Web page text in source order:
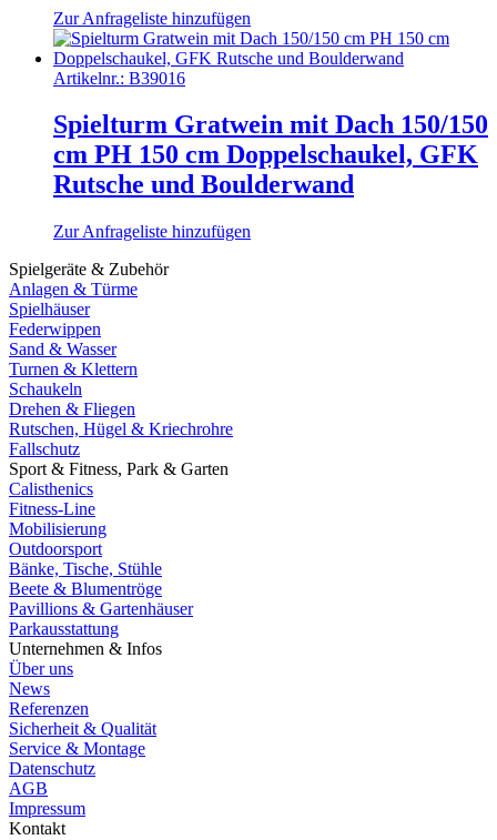
Zur Anfrageliste hinzufügen
Artikelnr.: B39016
Spielturm Gratwein mit Dach 150/150
cm PH 150 cm Doppelschaukel, GFK
Rutsche und Boulderwand
Zur Anfrageliste hinzufügen
Spielgeräte & Zubehör
Anlagen & Türme
Spielhäuser
Federwippen
Sand & Wasser
Turnen & Klettern
Schaukeln
Drehen & Fliegen
Rutschen, Hügel & Kriechrohre
Fallschutz
Sport & Fitness, Park & Garten
Calisthenics
Fitness-Line
Mobilisierung
Outdoorsport
Bänke, Tische, Stühle
Beete & Blumentröge
Pavillions & Gartenhäuser
Parkausstattung
Unternehmen & Infos
Über uns
News
Referenzen
Sicherheit & Qualität
Service & Montage
Datenschutz
AGB
Impressum
Kontakt